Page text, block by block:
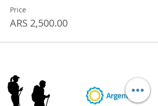
Price
ARS 2,500.00